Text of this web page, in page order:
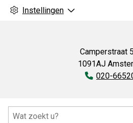
Instellingen
Camperstraat
1091AJ
Tel:
020-